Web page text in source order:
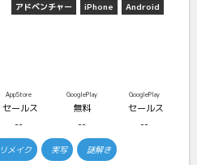
アドベンチャー iPhone Android
AppStore
セールス
--
GooglePlay
無料
--
GooglePlay
セールス
--
リメイク 実写 謎解き